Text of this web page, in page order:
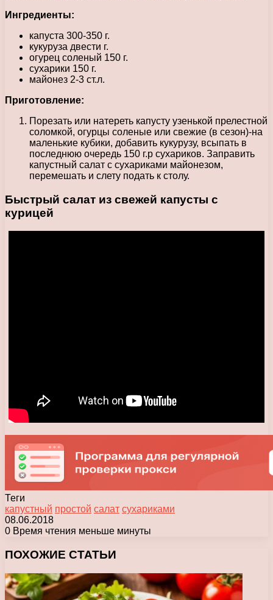
Ингредиенты:
капуста 300-350 г.
кукуруза двести г.
огурец соленый 150 г.
сухарики 150 г.
майонез 2-3 ст.л.
Приготовление:
Порезать или натереть капусту узенькой прелестной
соломкой, огурцы соленые или свежие (в сезон)-на
маленькие кубики, добавить кукурузу, всыпать в
последнюю очередь 150 г.р сухариков. Заправить
капустный салат с сухариками майонезом,
перемешать и слету подать к столу.
Быстрый салат из свежей капусты с
курицей
Теги
капустный простой салат сухариками
08.06.2018
0 Время чтения меньше минуты
ПОХОЖИЕ СТАТЬИ